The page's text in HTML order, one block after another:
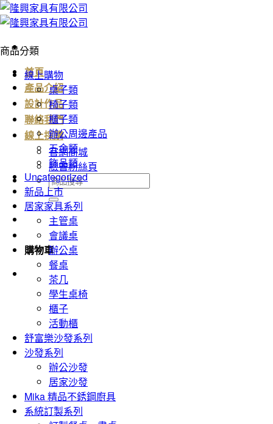
Skip
to
首頁
產品介紹
設計作品
聯絡我們
線上採購
官網商城
臉書粉絲頁
搜
尋
關
鍵
字:
購物車
商品分類
線上購物
桌子類
椅子類
櫃子類
辦公周邊產品
五金類
飾品類
Uncategorized
新品上市
居家家具系列
主管桌
會議桌
辦公桌
餐桌
茶几
學生桌椅
櫃子
活動櫃
舒富樂沙發系列
沙發系列
辦公沙發
居家沙發
Mika 精品不銹鋼廚具
系統訂製系列